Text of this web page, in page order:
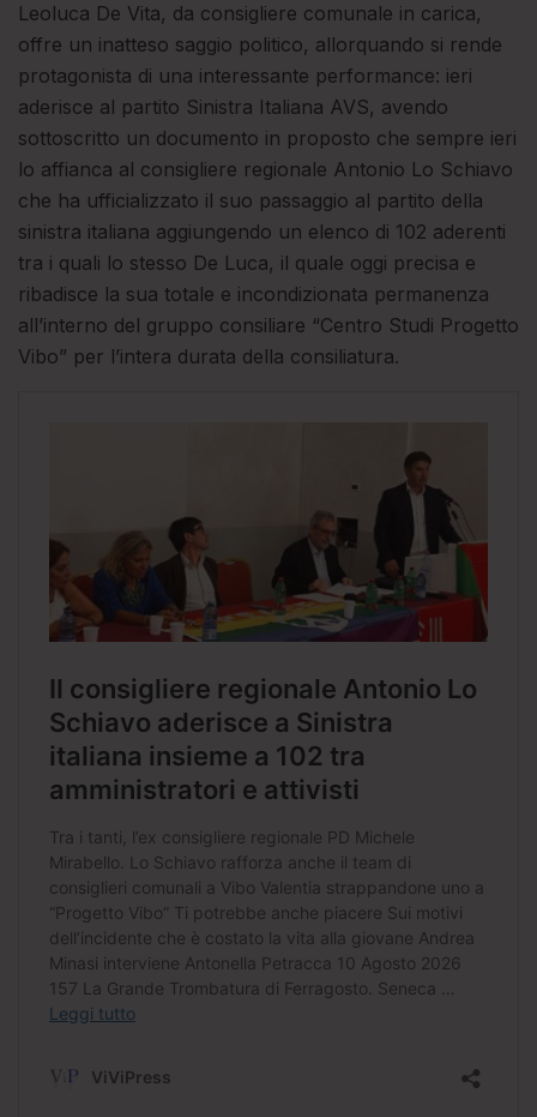
Leoluca De Vita, da consigliere comunale in carica,
offre un inatteso saggio politico, allorquando si rende
protagonista di una interessante performance: ieri
aderisce al partito Sinistra Italiana AVS, avendo
sottoscritto un documento in proposto che sempre ieri
lo affianca al consigliere regionale Antonio Lo Schiavo
che ha ufficializzato il suo passaggio al partito della
sinistra italiana aggiungendo un elenco di 102 aderenti
tra i quali lo stesso De Luca, il quale oggi precisa e
ribadisce la sua totale e incondizionata permanenza
all’interno del gruppo consiliare “Centro Studi Progetto
Vibo” per l’intera durata della consiliatura.